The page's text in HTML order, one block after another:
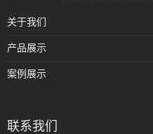
关于我们
产品展示
案例展示
联系我们